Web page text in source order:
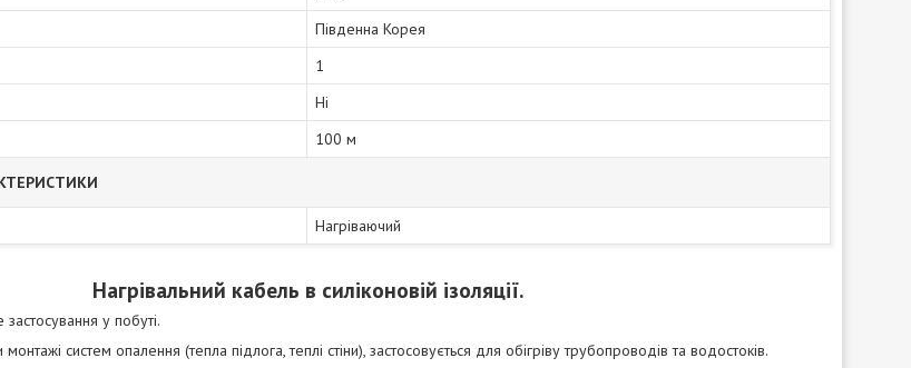
Південна Корея
1
Ні
100 м
Нагріваючий
Нагрівальний кабель в силіконовій ізоляції.
у побуті.
систем опалення (тепла підлога, теплі стіни), застосовується для обігріву трубопроводів та водостоків.